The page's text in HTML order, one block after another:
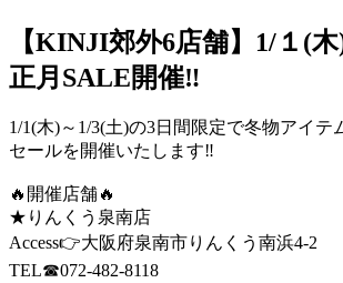
【KINJI郊外6店舗】1/１(
正月SALE開催‼
1/1(木)～1/3(土)の3日間限定で冬物アイテ
セールを開催いたします‼
🔥開催店舗🔥
★りんくう泉南店
Access👉大阪府泉南市りんくう南浜4-2
TEL☎072-482-8118